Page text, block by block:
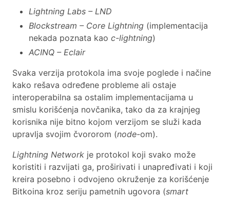
Lightning Labs – LND
Blockstream – Core Lightning (implementacija
nekada poznata kao c-lightning)
ACINQ – Eclair
Svaka verzija protokola ima svoje poglede i načine
kako rešava određene probleme ali ostaje
interoperabilna sa ostalim implementacijama u
smislu korišćenja novčanika, tako da za krajnjeg
korisnika nije bitno kojom verzijom se služi kada
upravlja svojim čvororom (node-om).
Lightning Network je protokol koji svako može
koristiti i razvijati ga, proširivati i unapređivati i koji
kreira posebno i odvojeno okruženje za korišćenje
Bitkoina kroz seriju pametnih ugovora (smart